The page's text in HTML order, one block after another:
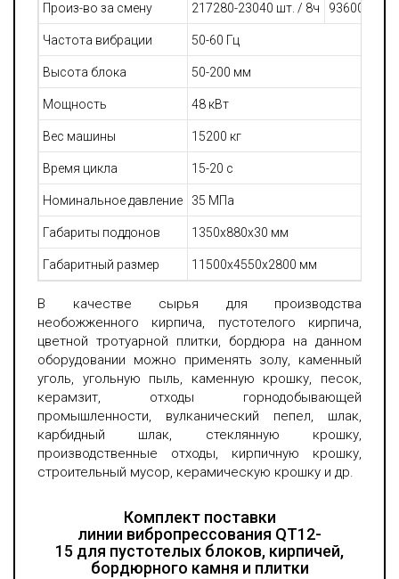
Произ-во за смену 217280-23040 шт. / 8ч 93600-
Частота вибрации 50-60 Гц
Высота блока 50-200 мм
Мощность 48 кВт
Вес машины 15200 кг
Время цикла 15-20 с
Номинальное давление 35 МПа
Габариты поддонов 1350x880x30 мм
Габаритный размер 11500x4550x2800 мм
В качестве сырья для производства
необожженного кирпича, пустотелого кирпича,
цветной тротуарной плитки, бордюра на данном
оборудовании можно применять золу, каменный
уголь, угольную пыль, каменную крошку, песок,
керамзит, отходы горнодобывающей
промышленности, вулканический пепел, шлак,
карбидный шлак, стеклянную крошку,
производственные отходы, кирпичную крошку,
строительный мусор, керамическую крошку и др.
Комплект поставки
линии вибропрессования QT12-
15 для пустотелых блоков, кирпичей,
бордюрного камня и плитки